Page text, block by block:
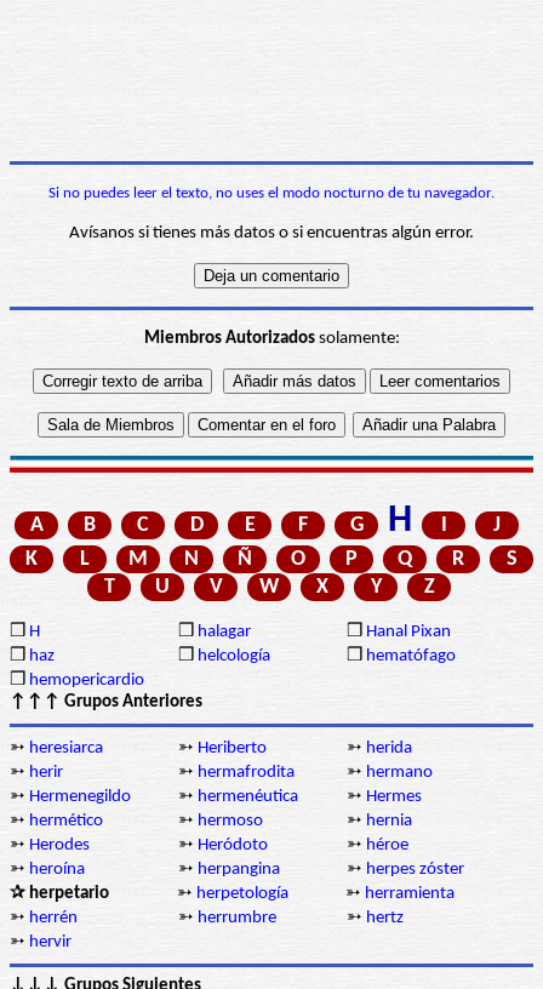
Si no puedes leer el texto, no uses el modo nocturno de tu navegador.
Avísanos si tienes más datos o si encuentras algún error.
Miembros Autorizadossolamente:
A B C D E F G H I
J
K
L M N Ñ O P Q R
S
T
U V W X Y Z
❒ H ❒ halagar ❒ Hanal Pixan
❒ haz ❒ helcología ❒ hematófago
❒ hemopericardio
↑↑↑ Grupos Anteriores
➳ heresiarca ➳ Heriberto ➳ herida
➳ herir ➳ hermafrodita ➳ hermano
➳ Hermenegildo ➳ hermenéutica ➳ Hermes
➳ hermético ➳ hermoso ➳ hernia
➳ Herodes ➳ Heródoto ➳ héroe
➳ heroína ➳ herpangina ➳ herpes zóster
✰ herpetario
➳ herpetología ➳ herramienta
➳ herrén ➳ herrumbre ➳ hertz
➳ hervir